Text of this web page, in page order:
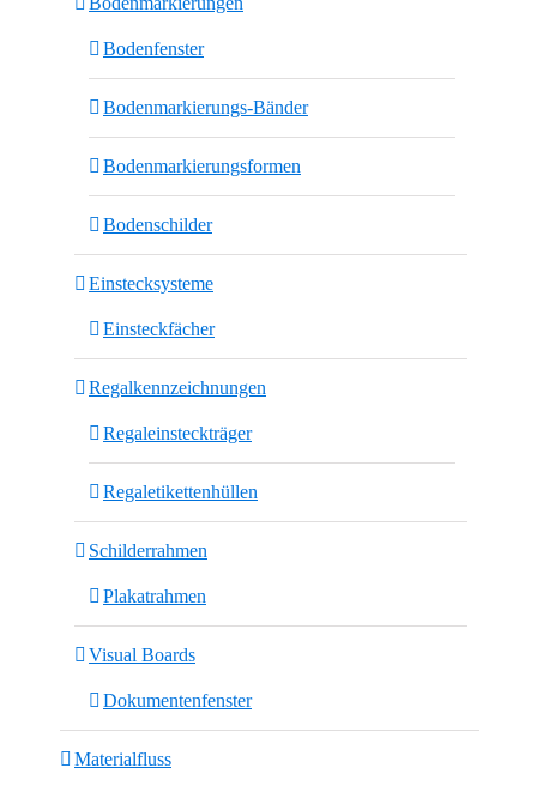
Bodenfenster
Bodenmarkierungs-Bänder
Bodenmarkierungsformen
Bodenschilder
Einstecksysteme
Einsteckfächer
Regalkennzeichnungen
Regaleinsteckträger
Regaletikettenhüllen
Schilderrahmen
Plakatrahmen
Visual Boards
Dokumentenfenster
Materialfluss